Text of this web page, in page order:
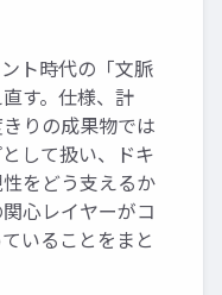
ト時代の「文脈
す。仕様、計
りの成果物では
して扱い、ドキ
をどう支えるか
心レイヤーがコ
いることをまと